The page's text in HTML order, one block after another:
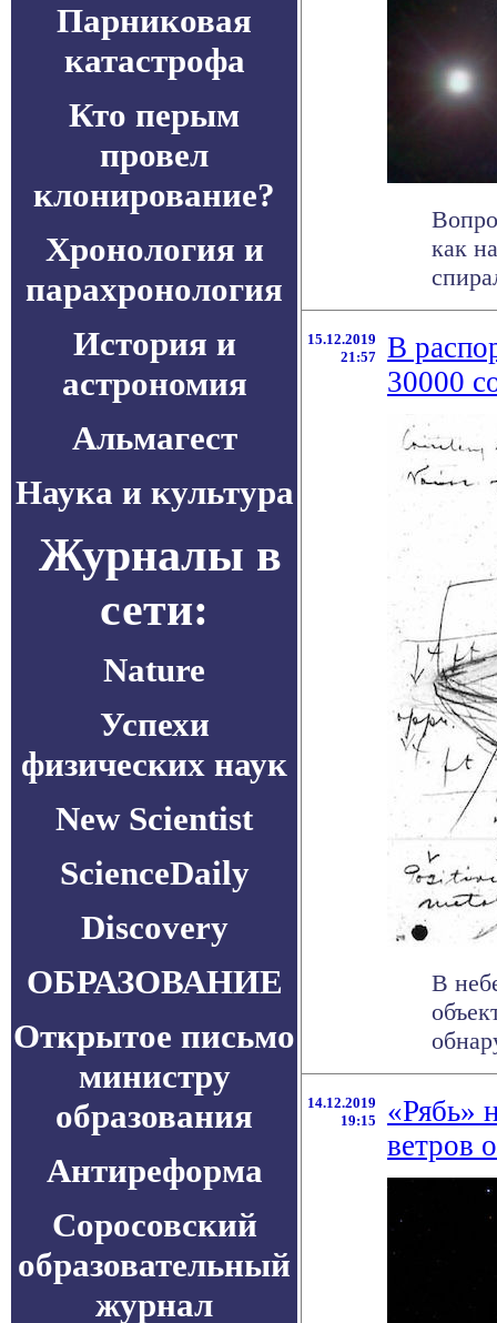
Парниковая
катастрофа
Кто перым
провел
клонирование?
Хронология и
парахронология
История и
астрономия
Альмагест
Наука и культура
Журналы в
сети:
Nature
Успехи
физических наук
New Scientist
ScienceDaily
Discovery
ОБРАЗОВАНИЕ
Открытое письмо
министру
образования
Антиреформа
Соросовский
образовательный
журнал
как
15.12.2019
21:57
В
30000
В
14.12.2019
19:15
«Рябь»
ветров